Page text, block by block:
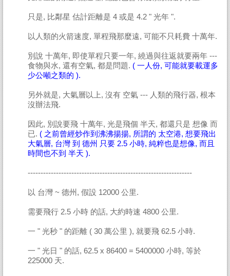
只是, 比鄰星 估計距離是 4 或是 4.2 " 光年 ".
以人類的火箭速度, 單程飛那麼遠, 可能不只耗費 十萬年.
別說 十萬年, 即使單程只要一年, 繞過與往返就要兩年 ---
食物與水, 還有空氣, 都是問題. ( 一人份, 可能就要載運多
少公噸之類的 ).
另外就是, 大氣層以上, 沒有 空氣 --- 人類的飛行器, 根本
沒辦法飛.
因此, 別說要飛 十萬年, 光是飛個 半天, 都還只是 想像 而
已. ( 之前曾經炒作到沸沸揚揚, 所謂的 太空港, 想要飛出
大氣層, 台灣 到 德州 只要 2.5 小時, 純粹也是想像, 而且
時間也不到 半天 ).
----------------------------------------------------------------
以 台灣 ~ 德州, 假設 12000 公里.
需要飛行 2.5 小時 的話, 大約時速 4800 公里.
一 " 光秒 " 的距離 ( 30 萬公里 ), 就要飛 62.5 小時.
一 " 光日 " 的話, 62.5 x 86400 = 5400000 小時, 等於
225000 天.